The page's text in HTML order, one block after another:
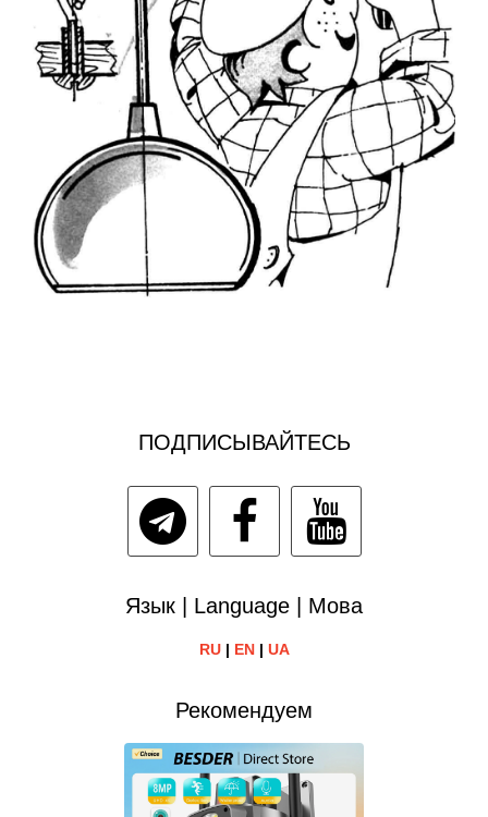
ПОДПИСЫВАЙТЕСЬ
Язык | Language | Мова
RU| EN| UA
Рекомендуем